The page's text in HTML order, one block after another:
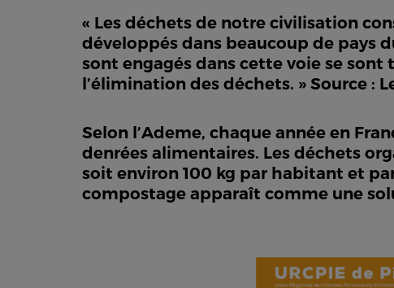
« Les déchets de notre civilisation
développés dans beaucoup de pays
sont engagés dans cette voie se
l’élimination des déchets. » Source :
Selon l’Ademe, chaque année en
denrées alimentaires. Les déchets
soit environ 100 kg par habitant et
compostage apparaît comme une